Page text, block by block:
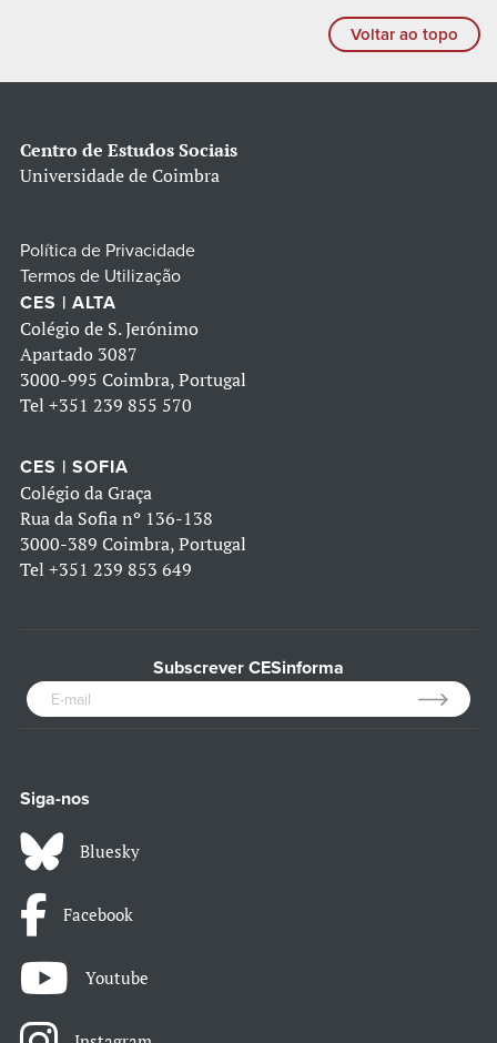
Voltar ao topo
Centro de Estudos Sociais
Universidade de Coimbra
Política de Privacidade
Termos de Utilização
CES | ALTA
Colégio de S. Jerónimo
Apartado 3087
3000-995 Coimbra, Portugal
Tel +351 239 855 570
CES | SOFIA
Colégio da Graça
Rua da Sofia nº 136-138
3000-389 Coimbra, Portugal
Tel +351 239 853 649
Subscrever CESinforma
Siga-nos
Bluesky
Facebook
Youtube